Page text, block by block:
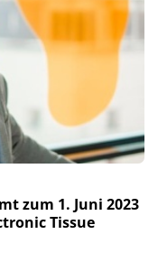
zum 1. Juni 2023
Tissue